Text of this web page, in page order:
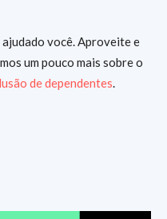
você. Aproveite e
um pouco mais sobre o
de dependentes.